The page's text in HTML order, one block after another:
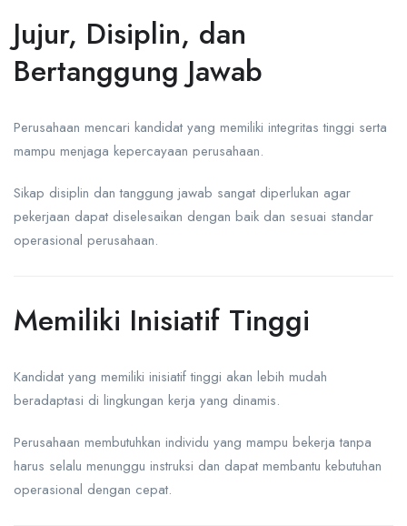
Jujur, Disiplin, dan
Bertanggung Jawab
Perusahaan mencari kandidat yang memiliki integritas tinggi serta
mampu menjaga kepercayaan perusahaan.
Sikap disiplin dan tanggung jawab sangat diperlukan agar
pekerjaan dapat diselesaikan dengan baik dan sesuai standar
operasional perusahaan.
Memiliki Inisiatif Tinggi
Kandidat yang memiliki inisiatif tinggi akan lebih mudah
beradaptasi di lingkungan kerja yang dinamis.
Perusahaan membutuhkan individu yang mampu bekerja tanpa
harus selalu menunggu instruksi dan dapat membantu kebutuhan
operasional dengan cepat.